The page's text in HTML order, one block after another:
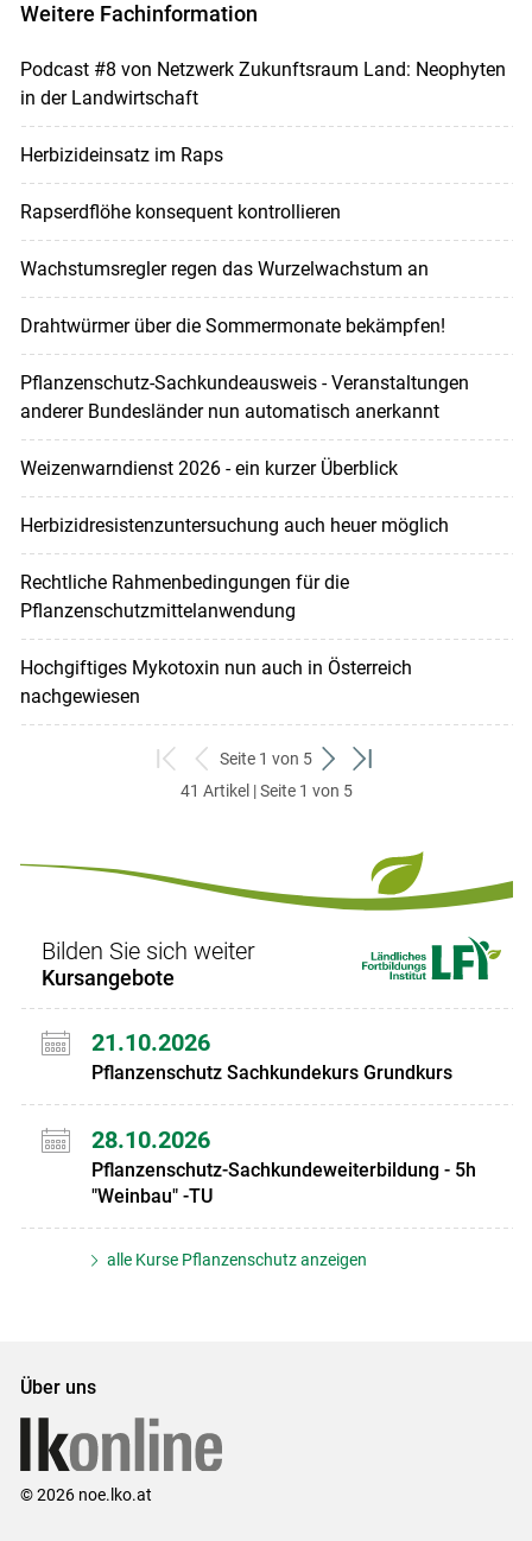
Weitere Fachinformation
Podcast #8 von Netzwerk Zukunftsraum Land: Neophyten
in der Landwirtschaft
Herbizideinsatz im Raps
Rapserdflöhe konsequent kontrollieren
Wachstumsregler regen das Wurzelwachstum an
Drahtwürmer über die Sommermonate bekämpfen!
Pflanzenschutz-Sachkundeausweis - Veranstaltungen
anderer Bundesländer nun automatisch anerkannt
Weizenwarndienst 2026 - ein kurzer Überblick
Herbizidresistenzuntersuchung auch heuer möglich
Rechtliche Rahmenbedingungen für die
Pflanzenschutzmittelanwendung
Hochgiftiges Mykotoxin nun auch in Österreich
nachgewiesen
zum
ersten
zurück
zum
Seite 1 von 5
weiter
zum
zum
41 Artikel | Seite 1 von 5
Bilden Sie sich weiter
Kursangebote
21.10.2026
Pflanzenschutz Sachkundekurs Grundkurs
28.10.2026
Pflanzenschutz-Sachkundeweiterbildung - 5h
"Weinbau" -TU
alle Kurse Pflanzenschutz anzeigen
Über uns
© 2026 noe.lko.at